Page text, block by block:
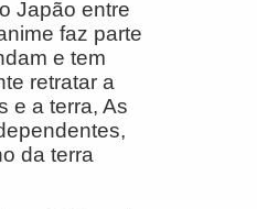
Japão entre
faz parte
e tem
retratar a
e a terra, As
da terra